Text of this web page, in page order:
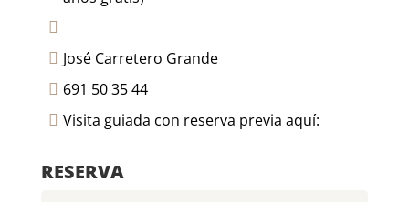

 José Carretero Grande
 691 50 35 44
 Visita guiada con reserva previa aquí:
RESERVA